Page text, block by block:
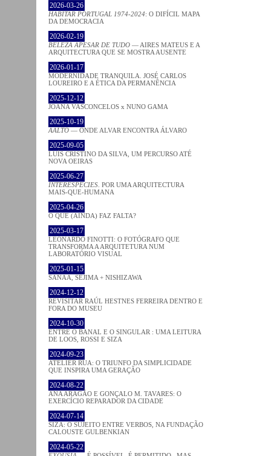
2026-03-26
HABITAR PORTUGAL 1974-2024: O DIFÍCIL MAPA
DA DEMOCRACIA
2026-02-19
BELEZA APESAR DE TUDO — AIRES MATEUS E A
ARQUITECTURA QUE SE MOSTRA AUSENTE
2026-01-17
MODERNIDADE TRANQUILA. JOSÉ CARLOS
LOUREIRO E A ÉTICA DA PERMANÊNCIA
2025-12-12
JOANA VASCONCELOS x NUNO GAMA
2025-10-19
AALTO — ONDE ALVAR ENCONTRA ÁLVARO
2025-09-05
LUÍS CRISTINO DA SILVA, UM PERCURSO ATÉ
NOVA OEIRAS
2025-06-27
INTERESPECIES . POR UMA ARQUITECTURA
MAIS-QUE-HUMANA
2025-04-26
O QUE (AINDA) FAZ FALTA?
2025-03-17
LEONARDO FINOTTI: O FOTÓGRAFO QUE
TRANSFORMA A ARQUITETURA NUM
LABORATÓRIO VISUAL
2025-01-15
SANAA, SEJIMA + NISHIZAWA
2024-12-12
REVISITAR RAÚL HESTNES FERREIRA DENTRO E
FORA DO MUSEU
2024-10-30
ENTRE O BANAL E O SINGULAR : UMA LEITURA
DE LOOS, ROSSI E SIZA
2024-09-23
ATELIER RUA: O TRIUNFO DA SIMPLICIDADE
QUE INSPIRA UMA GERAÇÃO
2024-08-22
ANA ARAGÃO E GONÇALO M. TAVARES: O
EXERCÍCIO REPARADOR DA CIDADE
2024-07-14
SIZA: O SUJEITO ENTRE VERBOS, NA FUNDAÇÃO
CALOUSTE GULBENKIAN
2024-05-22